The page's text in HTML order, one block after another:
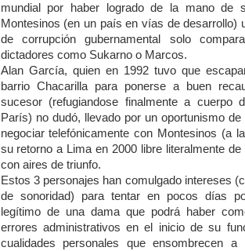
mundial por haber logrado de la mano de
Montesinos (en un país en vías de desarrollo)
de corrupción gubernamental solo
dictadores como Sukarno o Marcos.
Alan García, quien en 1992 tuvo que
barrio Chacarilla para ponerse a buen
sucesor (refugiandose finalmente a cuerpo
París) no dudó, llevado por un oportunismo
negociar telefónicamente con Montesinos (a
su retorno a Lima en 2000 libre literalmente
con aires de triunfo.
Estos 3 personajes han comulgado intereses
de sonoridad) para tentar en pocos días
legítimo de una dama que podrá haber
errores administrativos en el inicio de su
cualidades personales que ensombrecen